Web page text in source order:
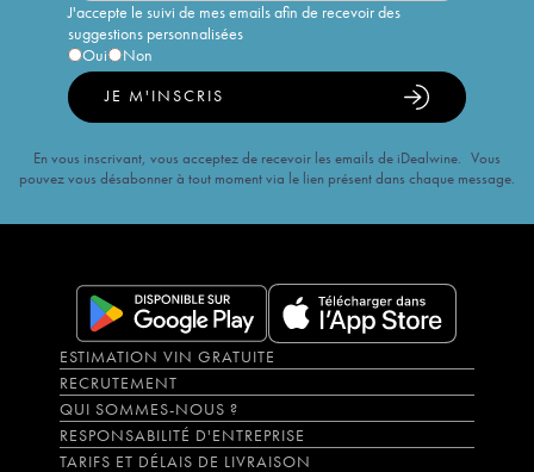
J'accepte le suivi de mes emails afin de recevoir des
suggestions personnalisées
Oui
Non
JE M'INSCRIS
En vous inscrivant, vous acceptez de recevoir les emails de iDealwine. Vous
pouvez vous désabonner à tout moment via le lien présent dans chaque message.
ESTIMATION VIN GRATUITE
RECRUTEMENT
QUI SOMMES-NOUS ?
RESPONSABILITÉ D'ENTREPRISE
TARIFS ET DÉLAIS DE LIVRAISON